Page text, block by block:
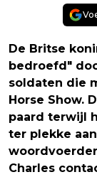
De Britse
bedroefd"
soldaten die
Horse Show.
paard terwijl
ter plekke
Charles